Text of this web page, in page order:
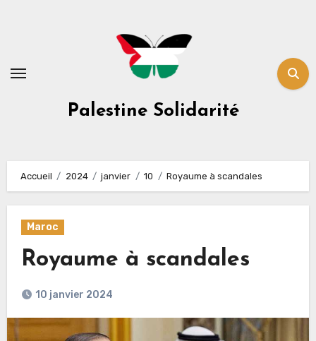
Palestine Solidarité
Accueil 2024 janvier 10 Royaume à scandales
Maroc
Royaume à scandales
10 janvier 2024